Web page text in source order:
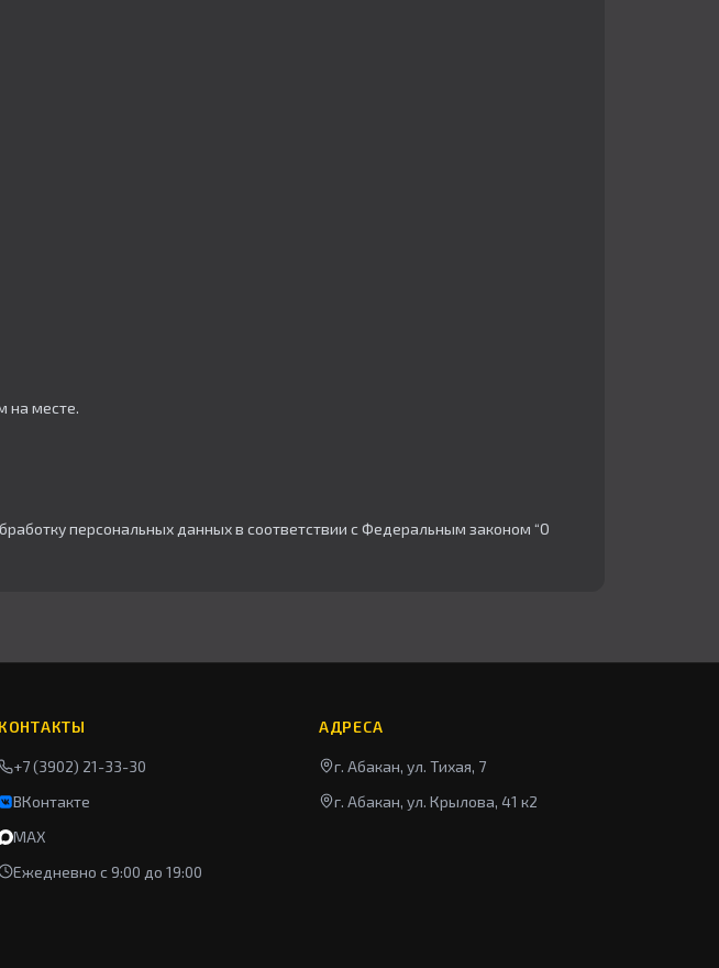
на месте.
персональных данных в соответствии с Федеральным законом “О
КОНТАКТЫ
+7 (3902) 21-33-30
ВКонтакте
MAX
Ежедневно с 9:00 до 19:00
АДРЕСА
г. Абакан, ул. Тихая, 7
г. Абакан, ул. Крылова, 41 к2